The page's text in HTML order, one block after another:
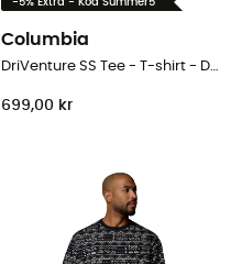
Columbia
DriVenture SS Tee - T-shirt - Dam
699,00 kr